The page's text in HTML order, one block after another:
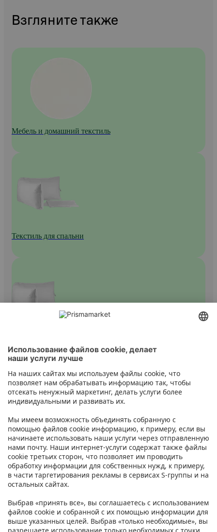
Взгляните также
Мебель и домашний текстиль
Текстиль для спальни
Инструкции
Условия
Prisma Konto